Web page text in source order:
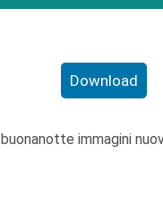
Download
buonanotte immagini